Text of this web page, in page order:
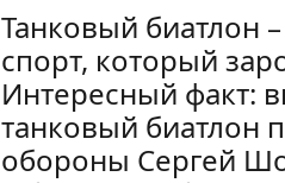
Танковый биатлон
спорт, который
Интересный факт:
танковый биатлон
обороны Сергей